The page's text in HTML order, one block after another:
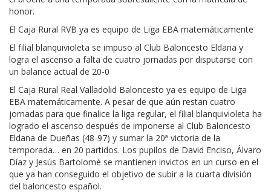
honor.
El Caja Rural RVB ya es equipo de Liga EBA matemáticamente
El filial blanquivioleta se impuso al Club Baloncesto Eldana y
logra el ascenso a falta de cuatro jornadas por disputarse con
un balance actual de 20-0
El Caja Rural Real Valladolid Baloncesto ya es equipo de Liga
EBA matemáticamente. A pesar de que aún restan cuatro
jornadas para que finalice la liga regular, el filial blanquivioleta ha
logrado el ascenso después de imponerse al Club Baloncesto
Eldana de Dueñas (48-97) y sumar la 20ª victoria de la
temporada… en 20 partidos. Los pupilos de David Enciso, Álvaro
Díaz y Jesús Bartolomé se mantienen invictos en un curso en el
que ya han conseguido el objetivo de subir a la cuarta división
del baloncesto español.